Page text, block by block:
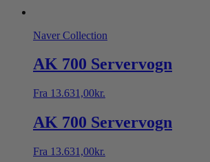
Naver Collection
AK 700 Servervogn
Fra 13.631,00kr.
AK 700 Servervogn
Fra 13.631,00kr.